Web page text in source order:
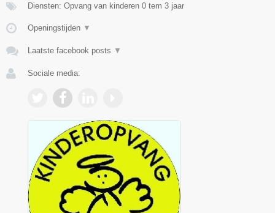
Diensten: Opvang van kinderen 0 tem 3 jaar
Openingstijden ▼
Laatste facebook posts ▼
Sociale media: